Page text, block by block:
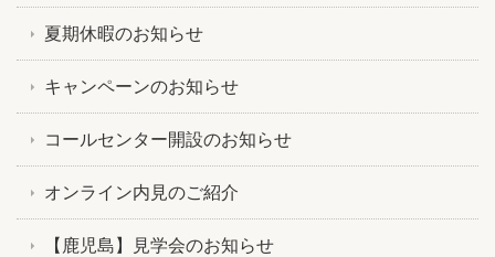
夏期休暇のお知らせ
キャンペーンのお知らせ
コールセンター開設のお知らせ
オンライン内見のご紹介
【鹿児島】見学会のお知らせ